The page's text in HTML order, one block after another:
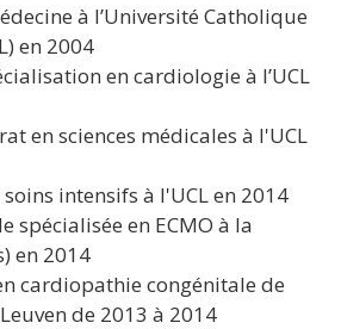
à l’Université Catholique
en 2004
en cardiologie à l’UCL
en sciences médicales à l'UCL
intensifs à l'UCL en 2014
spécialisée en ECMO à la
en 2014
cardiopathie congénitale de
de 2013 à 2014